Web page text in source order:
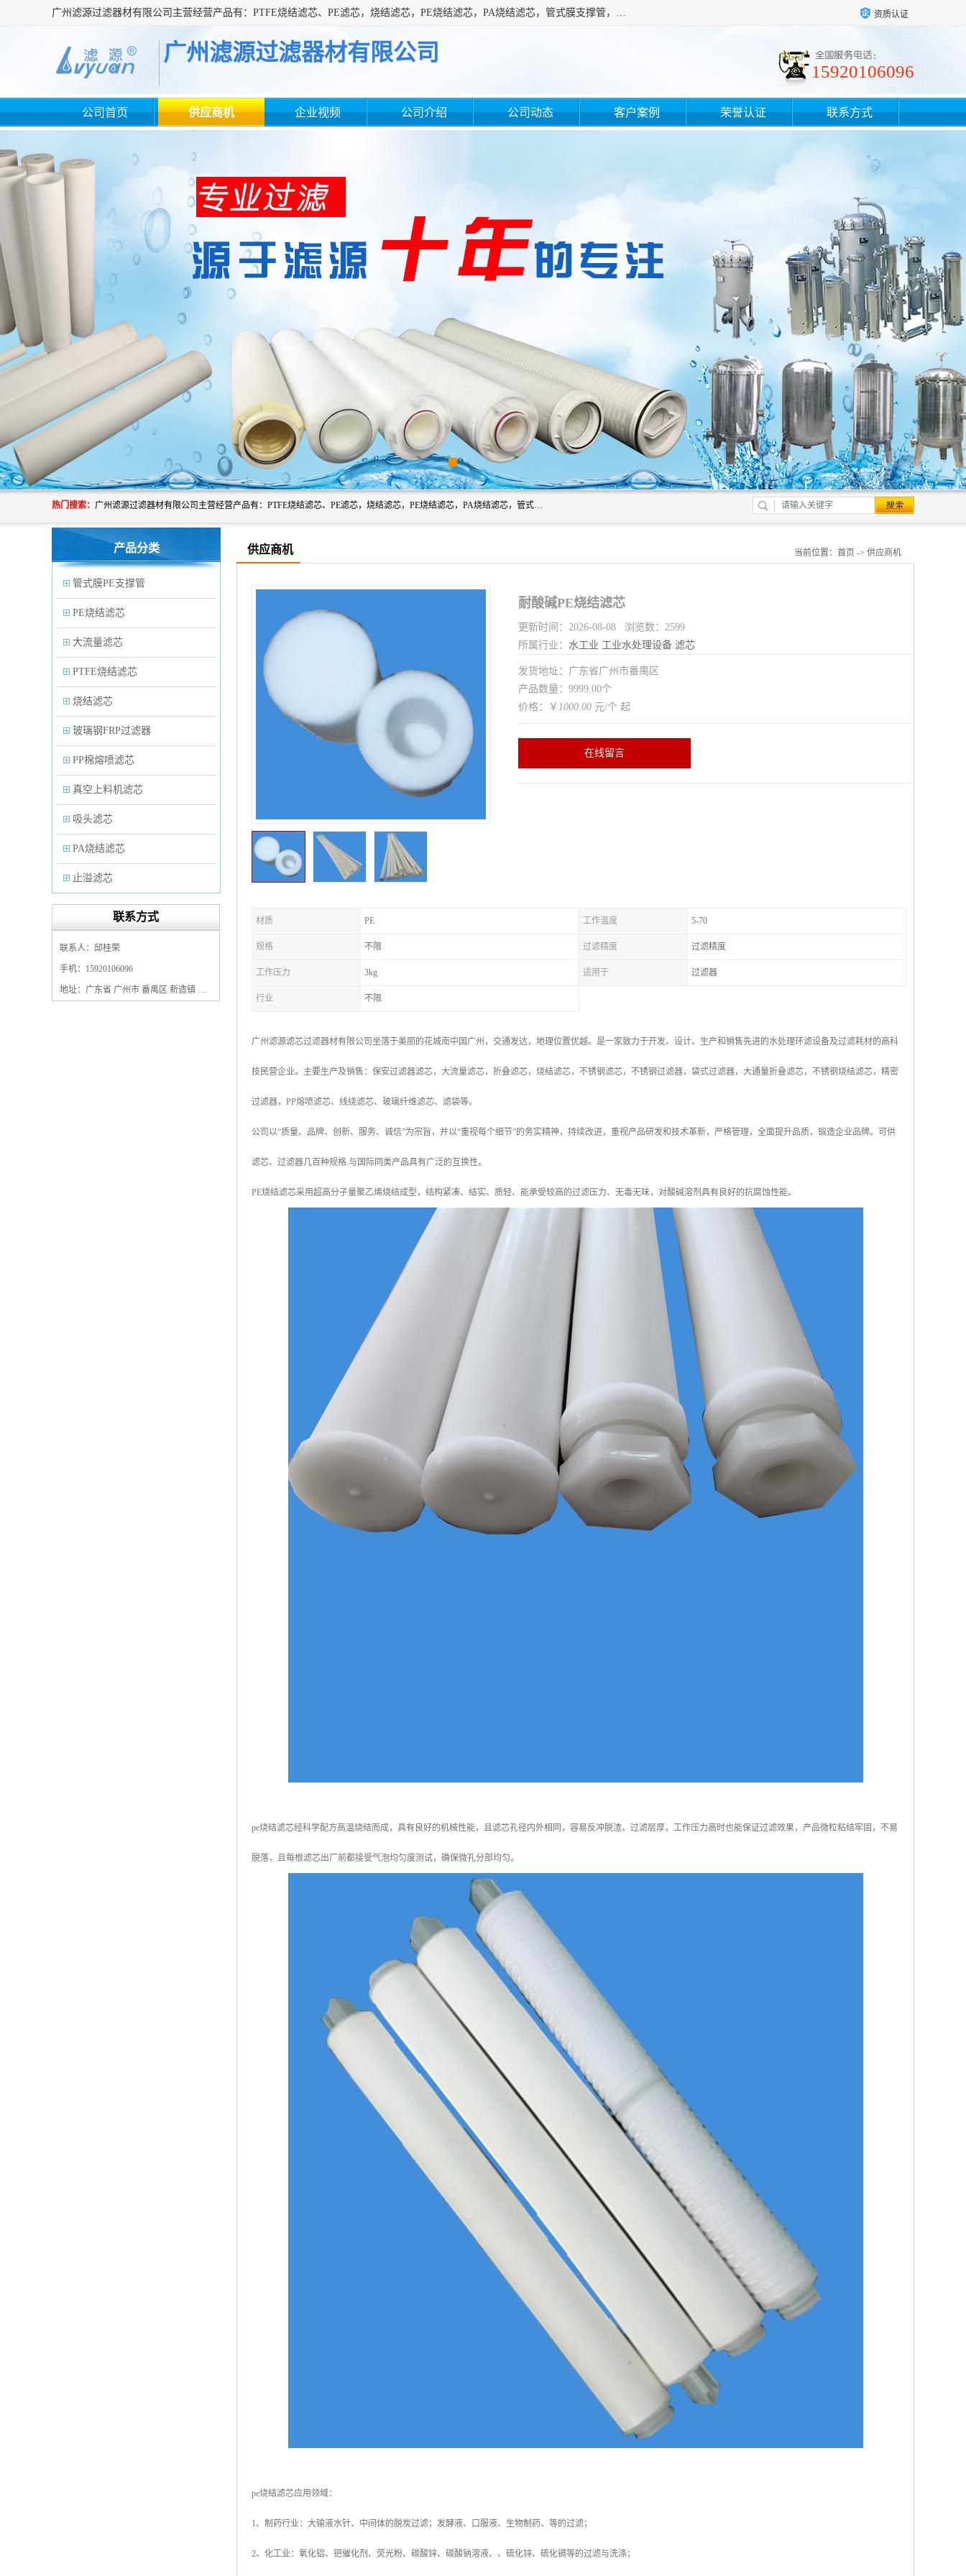
广州滤源过滤器材有限公司主营经营产品有：PTFE烧结滤芯、PE滤芯，烧结滤芯，PE烧结滤芯，PA烧结滤芯，管式膜支撑管，真空上料机滤芯，粉末烧结滤芯，止溢滤芯，吸头滤芯，湿化瓶滤芯、不锈钢烧结滤芯等。公司现拥有一批精干的管理人员和一支高素质的技术队伍，舒适优雅的办公环境和拥有全新现代化标准厂房。 资质认证
广州滤源过滤器材有限公司
15920106096
公司首页 供应商机 企业视频 公司介绍 公司动态 客户案例 荣誉认证 联系方式
热门搜索： 广州滤源过滤器材有限公司主营经营产品有：PTFE烧结滤芯、PE滤芯，烧结滤芯，PE烧结滤芯，PA烧结滤芯，管式膜支撑管，真空上料机滤芯，粉末烧结滤芯，止溢滤芯，吸头滤芯，湿化瓶滤芯、不锈钢烧结滤芯等。公司现拥有一批精干的管理人员和一支高素质的技术队伍，舒适优雅的办公环境和拥有全新现代化标准厂房。
产品分类
管式膜PE支撑管
PE烧结滤芯
大流量滤芯
PTFE烧结滤芯
烧结滤芯
玻璃钢FRP过滤器
PP棉熔喷滤芯
真空上料机滤芯
吸头滤芯
PA烧结滤芯
止溢滤芯
PP塑料过滤器
保安过滤器滤芯
联系方式
联系人：邱桂荣
手机：15920106096
地址：广东省 广州市 番禺区 新造镇 新造镇石角咀街4号三楼之一
供应商机 当前位置： 首页 -> 供应商机
耐酸碱PE烧结滤芯
更新时间：2026-08-08 浏览数：2599
所属行业： 水工业 工业水处理设备 滤芯
发货地址：广东省广州市番禺区
产品数量：9999.00个
价格：￥ 1000.00 元/个 起
在线留言
材质 PE 工作温度 5-70
规格 不限 过滤精度 过滤精度
工作压力 3kg 适用于 过滤器
行业 不限
广州滤源滤芯过滤器材有限公司坐落于美丽的花城南中国广州，交通发达，地理位置优越。是一家致力于开发、设计、生产和销售先进的水处理环滤设备及过滤耗材的高科
技民营企业。主要生产及销售：保安过滤器滤芯，大流量滤芯，折叠滤芯，烧结滤芯，不锈钢滤芯，不锈钢过滤器，袋式过滤器，大通量折叠滤芯，不锈钢烧结滤芯，精密
过滤器，PP熔喷滤芯、线绕滤芯、玻璃纤维滤芯、滤袋等。
公司以“质量、品牌、创新、服务、诚信”为宗旨，并以“重视每个细节”的务实精神，持续改进，重视产品研发和技术革新，严格管理，全面提升品质，锻造企业品牌。可供
滤芯、过滤器几百种规格.与国际同类产品具有广泛的互换性。
PE烧结滤芯采用超高分子量聚乙烯烧结成型，结构紧凑、结实、质轻、能承受较高的过滤压力、无毒无味，对酸碱溶剂具有良好的抗腐蚀性能。
pe烧结滤芯经科学配方高温烧结而成，具有良好的机械性能，且滤芯孔径内外相同，容易反冲脱渣。过滤层厚，工作压力高时也能保证过滤效果，产品微粒粘结牢固，不易
脱落，且每根滤芯出厂前都接受气泡均匀度测试，确保微孔分部均匀。
pe烧结滤芯应用领域：
1、制药行业：大输液水针、中间体的脱炭过滤；发酵液、口服液、生物制药、等的过滤；
2、化工业：氧化铝、钯催化剂、荧光粉、碳酸锌、碳酸钠溶液、、硫化锌、硫化镉等的过滤与洗涤；